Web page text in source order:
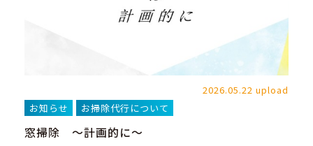
2026.05.22 upload
お知らせ
お掃除代行について
窓掃除 ～計画的に～